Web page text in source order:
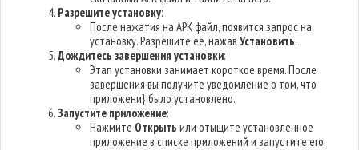
Разрешите установку:
После нажатия на APK файл, появится запрос на
установку. Разрешите её, нажавУстановить.
Дождитесь завершения установки:
Этап установки занимает короткое время. После
завершения вы получите уведомление о том, что
приложени} было установлено.
Запустите приложение:
Нажмите Открыть или отыщите установленное
приложение в списке приложений и запустите его.